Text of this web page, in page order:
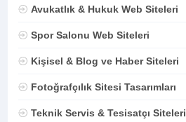
Avukatlık & Hukuk Web Siteleri
Spor Salonu Web Siteleri
Kişisel & Blog ve Haber Siteleri
Fotoğrafçılık Sitesi Tasarımları
Teknik Servis & Tesisatçı Siteleri